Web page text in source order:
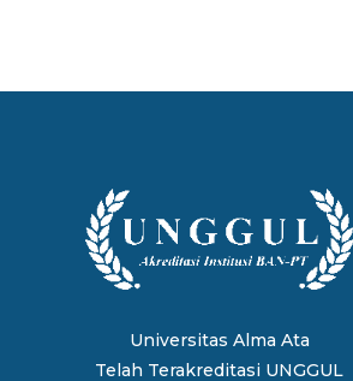
Universitas Alma Ata
Telah Terakreditasi UNGGUL